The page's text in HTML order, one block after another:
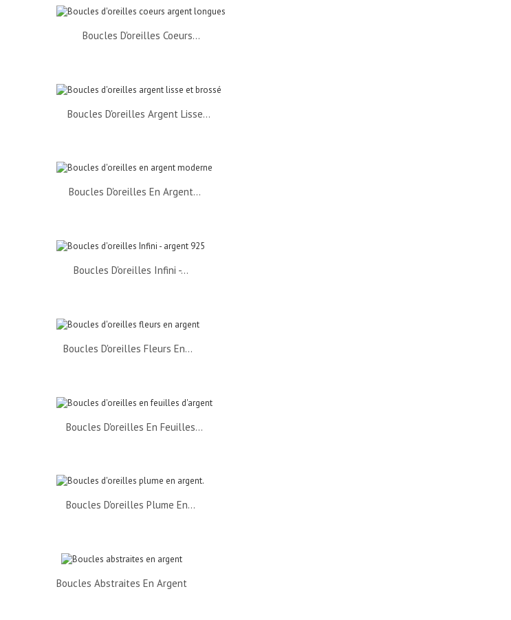
Boucles D'oreilles Coeurs...
Boucles D'oreilles Argent Lisse...
Boucles D'oreilles En Argent...
Boucles D'oreilles Infini -...
Boucles D'oreilles Fleurs En...
Boucles D'oreilles En Feuilles...
Boucles D'oreilles Plume En...
Boucles Abstraites En Argent